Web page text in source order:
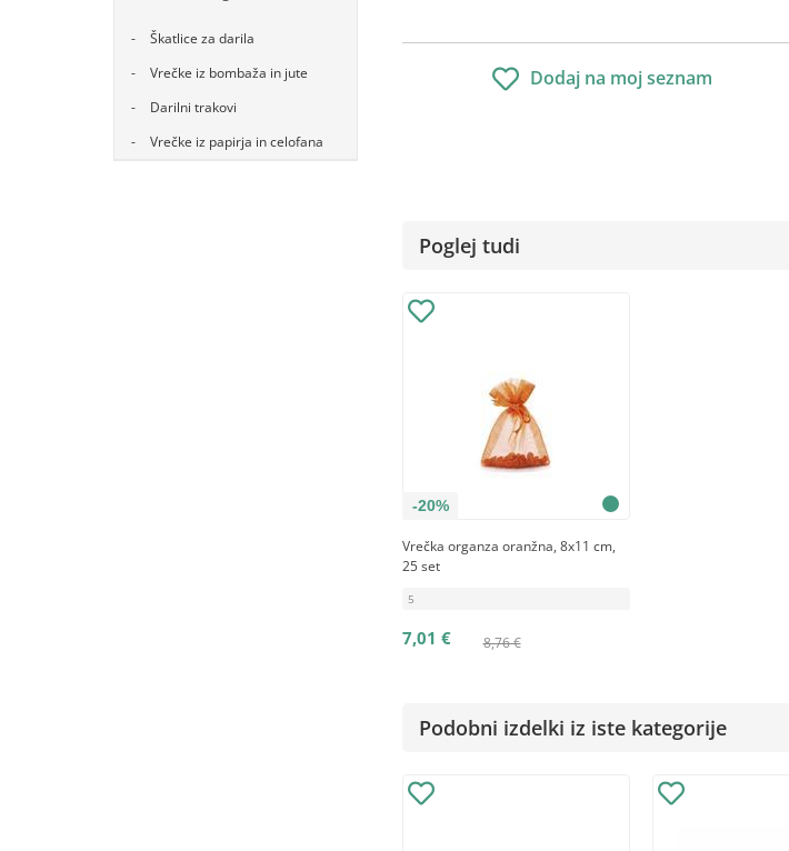
Škatlice za darila
Vrečke iz bombaža in jute
Darilni trakovi
Vrečke iz papirja in celofana
Dodaj na moj seznam
Poglej tudi
-20%
Vrečka organza oranžna, 8x11 cm,
25 set
5
8,76 €
7,01 €
Podobni izdelki iz iste kategorije